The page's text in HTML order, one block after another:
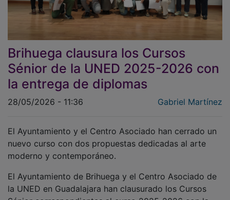
Brihuega clausura los Cursos
Sénior de la UNED 2025-2026 con
la entrega de diplomas
28/05/2026 - 11:36
nuevo curso con dos propuestas dedicadas al arte
moderno y contemporáneo.
la UNED en Guadalajara han clausurado los Cursos
Sénior correspondientes al curso 2025-2026 con la